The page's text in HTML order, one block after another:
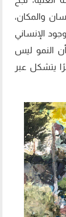
والمكان،
الإنساني
النمو ليس
يتشكل عبر